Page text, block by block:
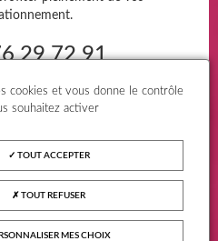
29 72 91
cookies et vous donne le contrôle
souhaitez activer
TOUT ACCEPTER
TOUT REFUSER
MES CHOIX